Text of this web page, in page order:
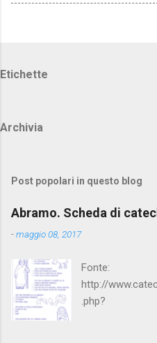
Etichette
Archivia
Post popolari in questo blog
Abramo. Scheda di
-maggio 08, 2017
Fonte:
http://
.php?